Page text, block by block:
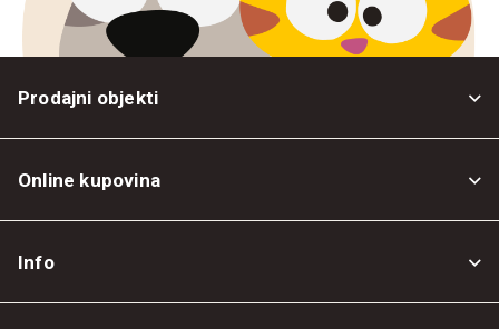
Prodajni objekti
Online kupovina
Info